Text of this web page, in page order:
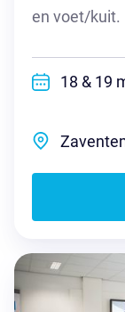
en voet/kuit.
18 & 19